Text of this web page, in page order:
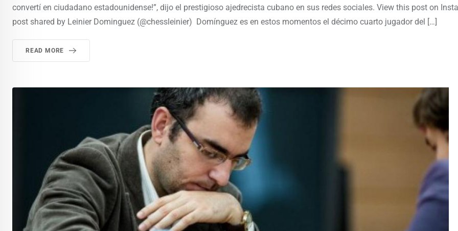
convertí en ciudadano estadounidense!”, dijo el prestigioso ajedrecista cubano en sus redes sociales. View this post on
post shared by Leinier Dominguez (@chessleinier) Domínguez es en estos momentos el décimo cuarto jugador del […]
READ MORE